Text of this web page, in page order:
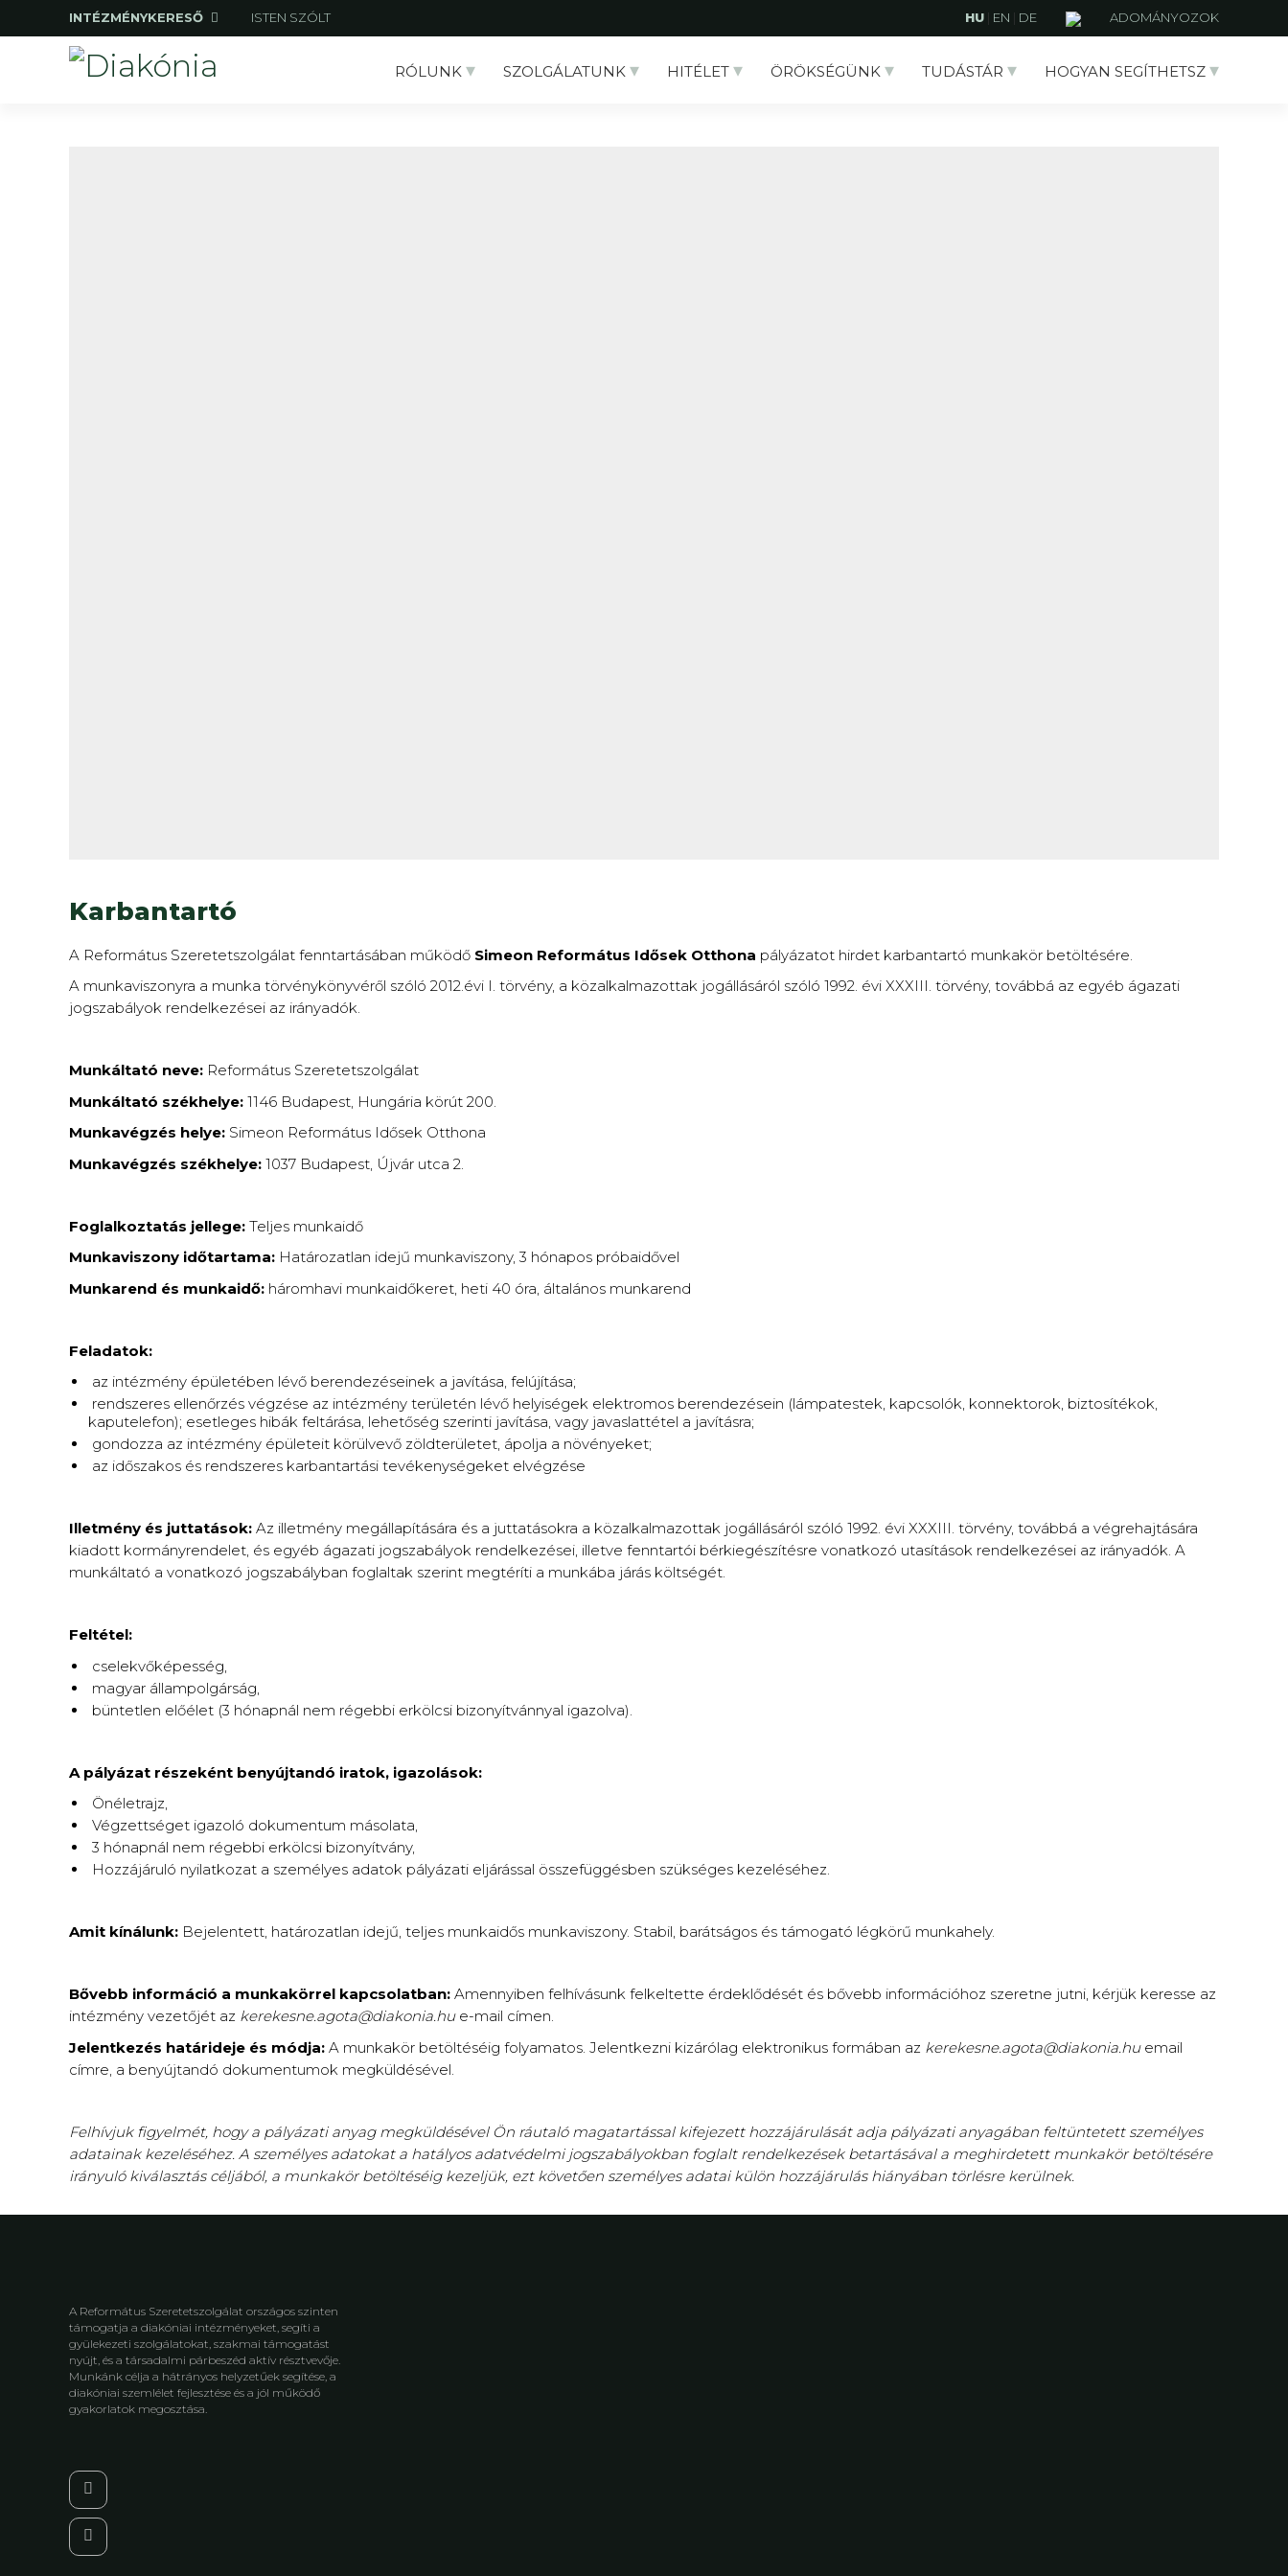
INTÉZMÉNYKERESŐ ISTEN SZÓLT HU | EN | DE ADOMÁNYOZOK
RÓLUNK SZOLGÁLATUNK HITÉLET ÖRÖKSÉGÜNK TUDÁSTÁR HOGYAN SEGÍTHETSZ
Karbantartó
A Református Szeretetszolgálat fenntartásában működő Simeon Református Idősek Otthona pályázatot hirdet karbantartó munkakör betöltésére.
A munkaviszonyra a munka törvénykönyvéről szóló 2012.évi I. törvény, a közalkalmazottak jogállásáról szóló 1992. évi XXXIII. törvény, továbbá az egyéb ágazati
jogszabályok rendelkezései az irányadók.
Munkáltató neve: Református Szeretetszolgálat
Munkáltató székhelye: 1146 Budapest, Hungária körút 200.
Munkavégzés helye: Simeon Református Idősek Otthona
Munkavégzés székhelye: 1037 Budapest, Újvár utca 2.
Foglalkoztatás jellege: Teljes munkaidő
Munkaviszony időtartama: Határozatlan idejű munkaviszony, 3 hónapos próbaidővel
Munkarend és munkaidő: háromhavi munkaidőkeret, heti 40 óra, általános munkarend
Feladatok:
az intézmény épületében lévő berendezéseinek a javítása, felújítása;
rendszeres ellenőrzés végzése az intézmény területén lévő helyiségek elektromos berendezésein (lámpatestek, kapcsolók, konnektorok, biztosítékok,
kaputelefon); esetleges hibák feltárása, lehetőség szerinti javítása, vagy javaslattétel a javításra;
gondozza az intézmény épületeit körülvevő zöldterületet, ápolja a növényeket;
az időszakos és rendszeres karbantartási tevékenységeket elvégzése
Illetmény és juttatások: Az illetmény megállapítására és a juttatásokra a közalkalmazottak jogállásáról szóló 1992. évi XXXIII. törvény, továbbá a végrehajtására
kiadott kormányrendelet, és egyéb ágazati jogszabályok rendelkezései, illetve fenntartói bérkiegészítésre vonatkozó utasítások rendelkezései az irányadók. A
munkáltató a vonatkozó jogszabályban foglaltak szerint megtéríti a munkába járás költségét.
Feltétel:
cselekvőképesség,
magyar állampolgárság,
büntetlen előélet (3 hónapnál nem régebbi erkölcsi bizonyítvánnyal igazolva).
A pályázat részeként benyújtandó iratok, igazolások:
Önéletrajz,
Végzettséget igazoló dokumentum másolata,
3 hónapnál nem régebbi erkölcsi bizonyítvány,
Hozzájáruló nyilatkozat a személyes adatok pályázati eljárással összefüggésben szükséges kezeléséhez.
Amit kínálunk: Bejelentett, határozatlan idejű, teljes munkaidős munkaviszony. Stabil, barátságos és támogató légkörű munkahely.
Bővebb információ a munkakörrel kapcsolatban: Amennyiben felhívásunk felkeltette érdeklődését és bővebb információhoz szeretne jutni, kérjük keresse az
intézmény vezetőjét az kerekesne.agota@diakonia.hue-mail címen.
Jelentkezés határideje és módja: A munkakör betöltéséig folyamatos. Jelentkezni kizárólag elektronikus formában az kerekesne.agota@diakonia.huemail
címre, a benyújtandó dokumentumok megküldésével.
Felhívjuk figyelmét, hogy a pályázati anyag megküldésével Ön ráutaló magatartással kifejezett hozzájárulását adja pályázati anyagában feltüntetett személyes
adatainak kezeléséhez. A személyes adatokat a hatályos adatvédelmi jogszabályokban foglalt rendelkezések betartásával a meghirdetett munkakör betöltésére
irányuló kiválasztás céljából, a munkakör betöltéséig kezeljük, ezt követően személyes adatai külön hozzájárulás hiányában törlésre kerülnek.
A Református Szeretetszolgálat országos szinten
támogatja a diakóniai intézményeket, segíti a
gyülekezeti szolgálatokat, szakmai támogatást
nyújt, és a társadalmi párbeszéd aktív résztvevője.
Munkánk célja a hátrányos helyzetűek segítése, a
diakóniai szemlélet fejlesztése és a jól működő
gyakorlatok megosztása.